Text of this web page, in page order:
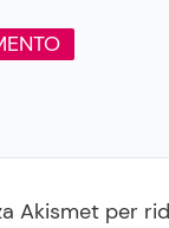
Akismet per